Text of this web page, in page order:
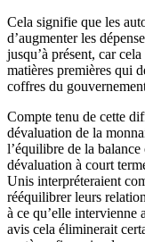
Cela signifie que les
d’augmenter les
jusqu’à présent, car
matières premières qui
coffres du
Compte tenu de cette
dévaluation de la
l’équilibre de la
dévaluation à court
Unis interpréteraient
rééquilibrer leurs
à ce qu’elle intervienne
avis cela éliminerait